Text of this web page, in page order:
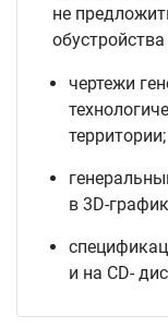
не
чертежи
территории;
в 3D-
и на CD-